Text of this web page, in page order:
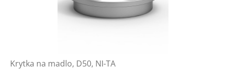
Krytka na madlo, D50, NI-TA